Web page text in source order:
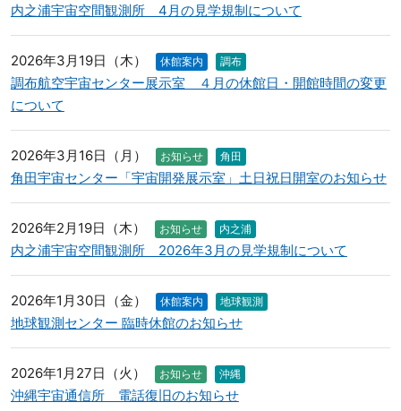
内之浦宇宙空間観測所 4月の見学規制について
2026年3月19日（木） 休館案内 調布
調布航空宇宙センター展示室 ４月の休館日・開館時間の変更
について
2026年3月16日（月） お知らせ 角田
角田宇宙センター「宇宙開発展示室」土日祝日開室のお知らせ
2026年2月19日（木） お知らせ 内之浦
内之浦宇宙空間観測所 2026年3月の見学規制について
2026年1月30日（金） 休館案内 地球観測
地球観測センター 臨時休館のお知らせ
2026年1月27日（火） お知らせ 沖縄
沖縄宇宙通信所 電話復旧のお知らせ